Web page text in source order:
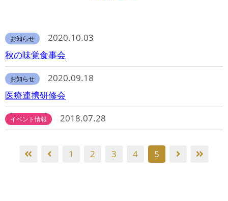
お知らせ
2020.10.03
秋の味覚食事会
お知らせ
2020.09.18
医療連携研修会
イベント情報 2018.07.28
1 2 3 4 5